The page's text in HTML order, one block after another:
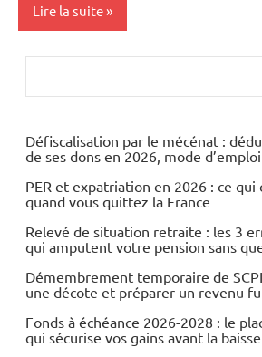
Lire la suite
Economie
Energies
premières
Défiscalisation par le mécénat :
de ses dons en 2026, mode d’emploi
PER et expatriation en 2026 : ce
quand vous quittez la France
Relevé de situation retraite : les 3
qui amputent votre pension sans
Démembrement temporaire de
une décote et préparer un revenu
Fonds à échéance 2026-2028 : le
qui sécurise vos gains avant la